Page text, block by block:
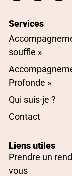
Services
souffle »
Profonde »
Qui suis-je ?
Contact
Liens utiles
Prendre un
vous